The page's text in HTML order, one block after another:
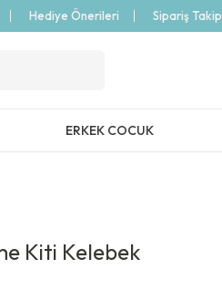
Hediye Önerileri Sipariş Takip
ERKEK COCUK
Kiti Kelebek